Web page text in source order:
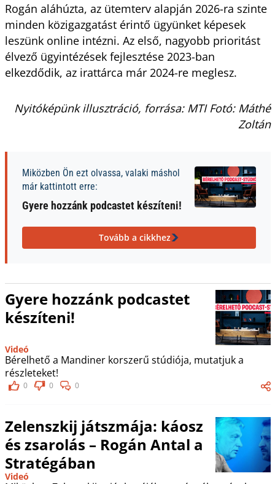
Rogán aláhúzta, az ütemterv alapján 2026-ra szinte
minden közigazgatást érintő ügyünket képesek
leszünk online intézni. Az első, nagyobb prioritást
élvező ügyintézések fejlesztése 2023-ban
elkezdődik, az irattárca már 2024-re meglesz.
Nyitóképünk illusztráció, forrása: MTI Fotó: Máthé
Zoltán
Miközben Ön ezt olvassa, valaki máshol
már kattintott erre:
Gyere hozzánk podcastet készíteni!
Tovább a cikkhez
Gyere hozzánk podcastet
készíteni!
Videó
Bérelhető a Mandiner korszerű stúdiója, mutatjuk a
részleteket!
0 0 0
Zelenszkij játszmája: káosz
és zsarolás – Rogán Antal a
Stratégában
Videó